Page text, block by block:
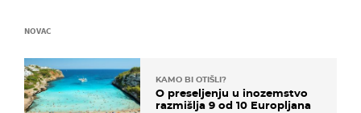
NOVAC
KAMO BI OTIŠLI?
O preseljenju u inozemstvo
razmišlja 9 od 10 Europljana